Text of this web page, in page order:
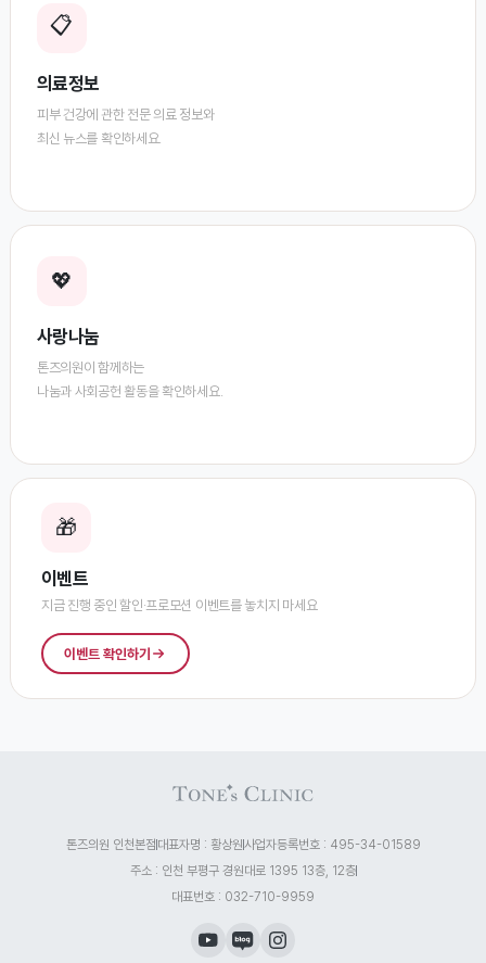
📋
의료정보
피부 건강에 관한 전문 의료 정보와
최신 뉴스를 확인하세요.
💖
사랑나눔
톤즈의원이 함께하는
나눔과 사회공헌 활동을 확인하세요.
🎁
이벤트
지금 진행 중인 할인·프로모션 이벤트를 놓치지 마세요
이벤트 확인하기
톤즈의원 인천본점 대표자명 : 황상원사업자등록번호 : 495-34-01589
주소 : 인천 부평구 경원대로 1395 13층, 12층
대표번호 : 032-710-9959